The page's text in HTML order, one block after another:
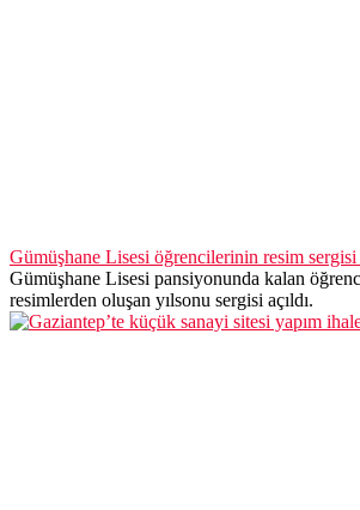
Gümüşhane Lisesi öğrencilerinin resim sergisi
Gümüşhane Lisesi pansiyonunda kalan
resimlerden oluşan yılsonu sergisi açıldı.